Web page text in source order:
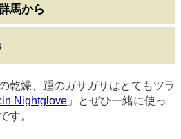
馬から
乾燥、踵のガサガサはとてもツラ
Nightglove 」とぜひ一緒に使っ
す。